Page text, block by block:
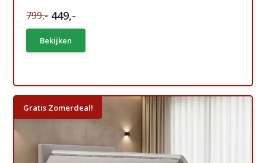
799,- 449,-
Bekijken
Gratis Zomerdeal!